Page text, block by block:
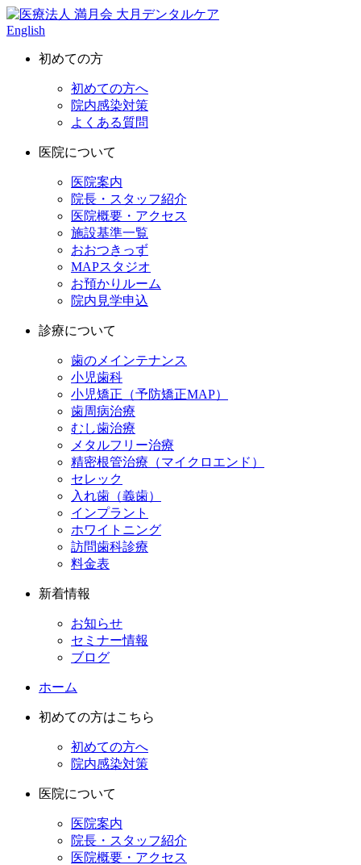
English
初めての方
初めての方へ
院内感染対策
よくある質問
医院について
医院案内
院長・スタッフ紹介
医院概要・アクセス
施設基準一覧
おおつきっず
MAPスタジオ
お預かりルーム
院内見学申込
診療について
歯のメインテナンス
小児歯科
小児矯正（予防矯正MAP）
歯周病治療
むし歯治療
メタルフリー治療
精密根管治療（マイクロエンド）
セレック
入れ歯（義歯）
インプラント
ホワイトニング
訪問歯科診療
料金表
新着情報
お知らせ
セミナー情報
ブログ
ホーム
初めての方はこちら
初めての方へ
院内感染対策
医院について
医院案内
院長・スタッフ紹介
医院概要・アクセス